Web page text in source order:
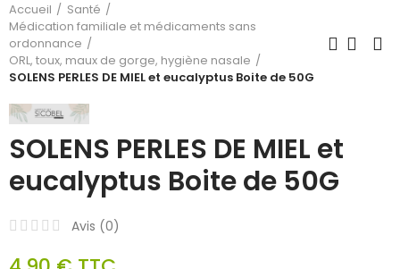
Accueil
Santé
Médication familiale et médicaments sans
ordonnance
ORL, toux, maux de gorge, hygiène nasale
SOLENS PERLES DE MIEL et eucalyptus Boite de 50G
SOLENS PERLES DE MIEL et
eucalyptus Boite de 50G
Avis (0)